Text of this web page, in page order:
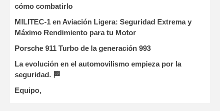
cómo combatirlo
MILITEC-1 en Aviación Ligera: Seguridad Extrema y
Máximo Rendimiento para tu Motor
Porsche 911 Turbo de la generación 993
La evolución en el automovilismo empieza por la
seguridad. 🏁
Equipo,